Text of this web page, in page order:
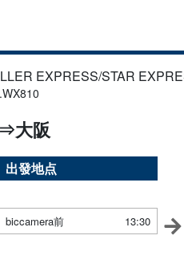
EXPRESS/STAR
大阪
出發地点
前 13:30